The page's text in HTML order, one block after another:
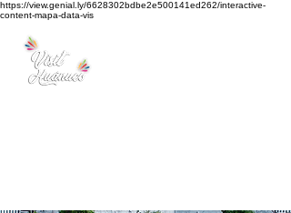
https://view.genial.ly/6628302bdbe2e500141ed262/interactive-
content-mapa-data-vis